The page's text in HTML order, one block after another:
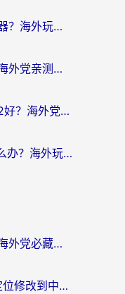
境外玩鸿图之下用什么加速器？海外玩家必看的国服游戏加速全攻略
在日本打不开原神怎么办？海外党亲测有效的国服游戏加速指南
在国外用什么加速器打刀塔2好？海外党国服游戏加速避坑指南
在国外玩300英雄延迟高怎么办？海外玩家亲测有效的加速器选择指南
日本怎么打不开建行生活？海外党必藏的回国加速指南（含丹麦国外影音问题破解）
在新西兰用QQ音乐怎么把定位修改到中国国内？海外党听歌追剧的实用指南